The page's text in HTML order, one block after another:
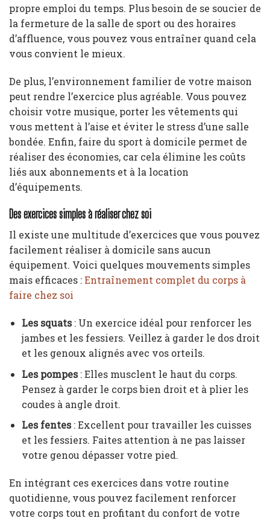
propre emploi du temps. Plus besoin de se soucier de
la fermeture de la salle de sport ou des horaires
d’affluence, vous pouvez vous entraîner quand cela
vous convient le mieux.
De plus, l’environnement familier de votre maison
peut rendre l’exercice plus agréable. Vous pouvez
choisir votre musique, porter les vêtements qui
vous mettent à l’aise et éviter le stress d’une salle
bondée. Enfin, faire du sport à domicile permet de
réaliser des économies, car cela élimine les coûts
liés aux abonnements et à la location
d’équipements.
Des exercices simples à réaliser chez soi
Il existe une multitude d’exercices que vous pouvez
facilement réaliser à domicile sans aucun
équipement. Voici quelques mouvements simples
mais efficaces :Entraînement complet du corps à
faire chez soi
Les squats: Un exercice idéal pour renforcer les
jambes et les fessiers. Veillez à garder le dos droit
et les genoux alignés avec vos orteils.
Les pompes: Elles musclent le haut du corps.
Pensez à garder le corps bien droit et à plier les
coudes à angle droit.
Les fentes: Excellent pour travailler les cuisses
et les fessiers. Faites attention à ne pas laisser
votre genou dépasser votre pied.
En intégrant ces exercices dans votre routine
quotidienne, vous pouvez facilement renforcer
votre corps tout en profitant du confort de votre